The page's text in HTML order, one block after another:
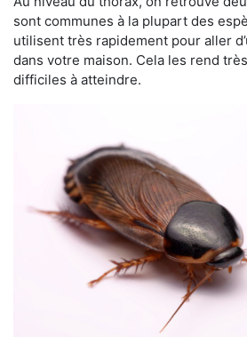
sont communes à la plupart des
utilisent très rapidement pour aller
dans votre maison. Cela les rend
difficiles à atteindre.